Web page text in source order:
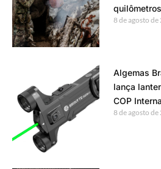
8 de agosto
Algemas
lança
COP
8 de agosto